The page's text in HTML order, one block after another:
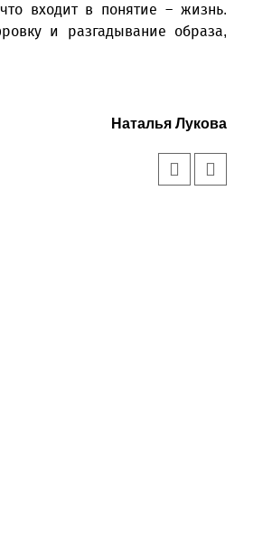
входит в понятие – жизнь.
и разгадывание образа,
Наталья Лукова